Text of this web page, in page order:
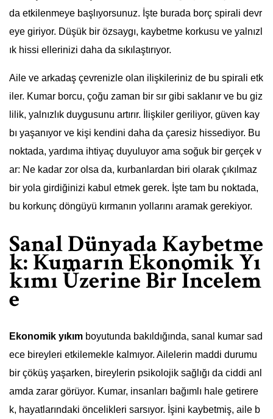
da etkilenmeye başlıyorsunuz. İşte burada borç spirali devr
eye giriyor. Düşük bir özsaygı, kaybetme korkusu ve yalnızl
ık hissi ellerinizi daha da sıkılaştırıyor.
Aile ve arkadaş çevrenizle olan ilişkileriniz de bu spirali etk
iler. Kumar borcu, çoğu zaman bir sır gibi saklanır ve bu giz
lilik, yalnızlık duygusunu artırır. İlişkiler geriliyor, güven kay
bı yaşanıyor ve kişi kendini daha da çaresiz hissediyor. Bu
noktada, yardıma ihtiyaç duyuluyor ama soğuk bir gerçek v
ar: Ne kadar zor olsa da, kurbanlardan biri olarak çıkılmaz
bir yola girdiğinizi kabul etmek gerek. İşte tam bu noktada,
bu korkunç döngüyü kırmanın yollarını aramak gerekiyor.
Sanal Dünyada Kaybetme
k: Kumarın Ekonomik Yı
kımı Üzerine Bir İncelem
e
Ekonomik yıkım boyutunda bakıldığında, sanal kumar sad
ece bireyleri etkilemekle kalmıyor. Ailelerin maddi durumu
bir çöküş yaşarken, bireylerin psikolojik sağlığı da ciddi anl
amda zarar görüyor. Kumar, insanları bağımlı hale getirere
k, hayatlarındaki öncelikleri sarsıyor. İşini kaybetmiş, aile b